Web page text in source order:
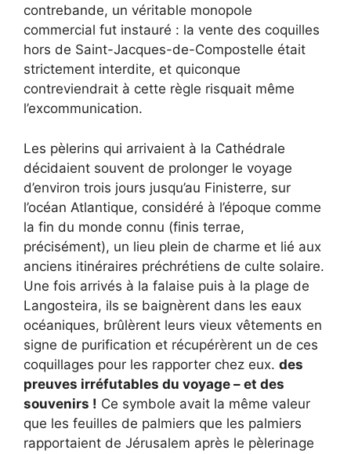
contrebande, un véritable monopole
commercial fut instauré : la vente des coquilles
hors de Saint-Jacques-de-Compostelle était
strictement interdite, et quiconque
contreviendrait à cette règle risquait même
l’excommunication.
Les pèlerins qui arrivaient à la Cathédrale
décidaient souvent de prolonger le voyage
d’environ trois jours jusqu’au Finisterre, sur
l’océan Atlantique, considéré à l’époque comme
la fin du monde connu (finis terrae,
précisément), un lieu plein de charme et lié aux
anciens itinéraires préchrétiens de culte solaire.
Une fois arrivés à la falaise puis à la plage de
Langosteira, ils se baignèrent dans les eaux
océaniques, brûlèrent leurs vieux vêtements en
signe de purification et récupérèrent un de ces
coquillages pour les rapporter chez eux. des
preuves irréfutables du voyage – et des
souvenirs ! Ce symbole avait la même valeur
que les feuilles de palmiers que les palmiers
rapportaient de Jérusalem après le pèlerinage